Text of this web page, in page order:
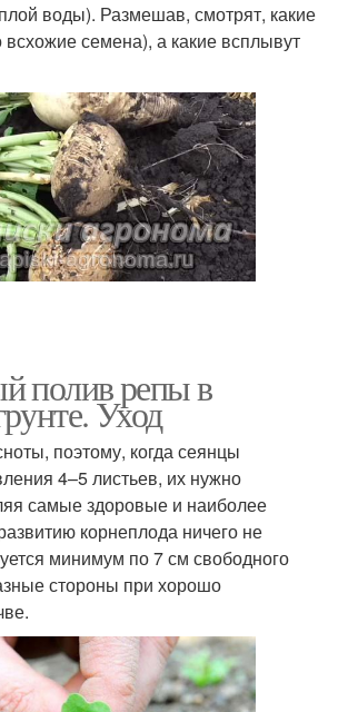
воды). Размешав, смотрят, какие
всхожие семена), а какие всплывут
полив репы в
Уход
поэтому, когда сеянцы
4–5 листьев, их нужно
самые здоровые и наиболее
корнеплода ничего не
минимум по 7 см свободного
стороны при хорошо